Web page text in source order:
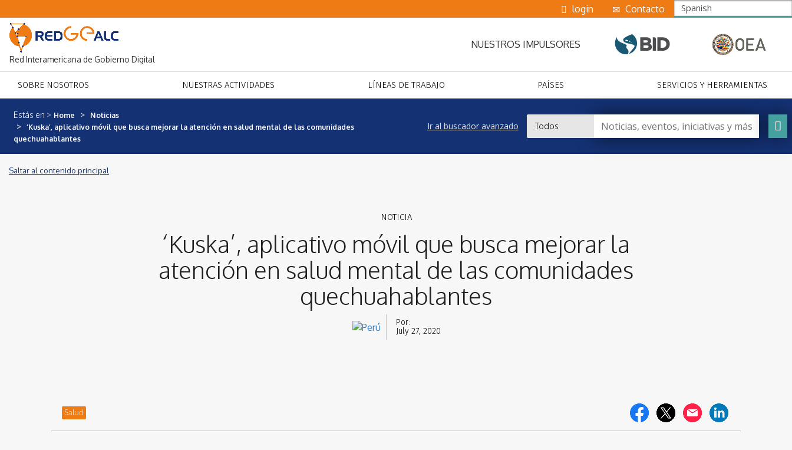
login Contacto Spanish
Red Interamericana de Gobierno Digital
NUESTROS IMPULSORES
SOBRE NOSOTROS NUESTRAS ACTIVIDADES LÍNEAS DE TRABAJO PAÍSES SERVICIOS Y HERRAMIENTAS
Estás en Home
Noticias
‘Kuska’, aplicativo móvil que busca mejorar la atención en salud mental de las comunidades
quechuahablantes
Ir al buscador avanzado
Saltar al contenido principal
‘Kuska’, aplicativo móvil que busca mejorar la
atención en salud mental de las comunidades
quechuahablantes
Por:
July 27, 2020
Salud